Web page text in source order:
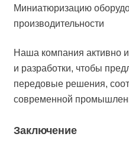
Миниатюризацию
производительности
Наша компания активно
и разработки, чтобы
передовые решения,
современной
Заключение